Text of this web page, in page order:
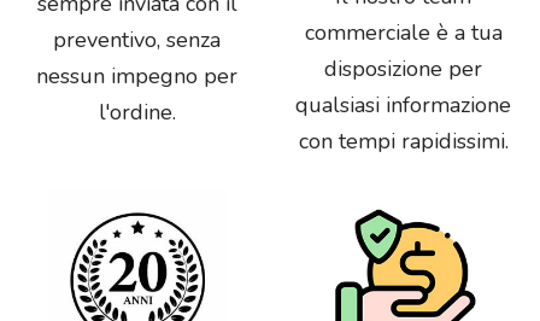
preventivo, senza
nessun impegno per
l'ordine.
commerciale è a tua
disposizione per
qualsiasi informazione
con tempi rapidissimi.